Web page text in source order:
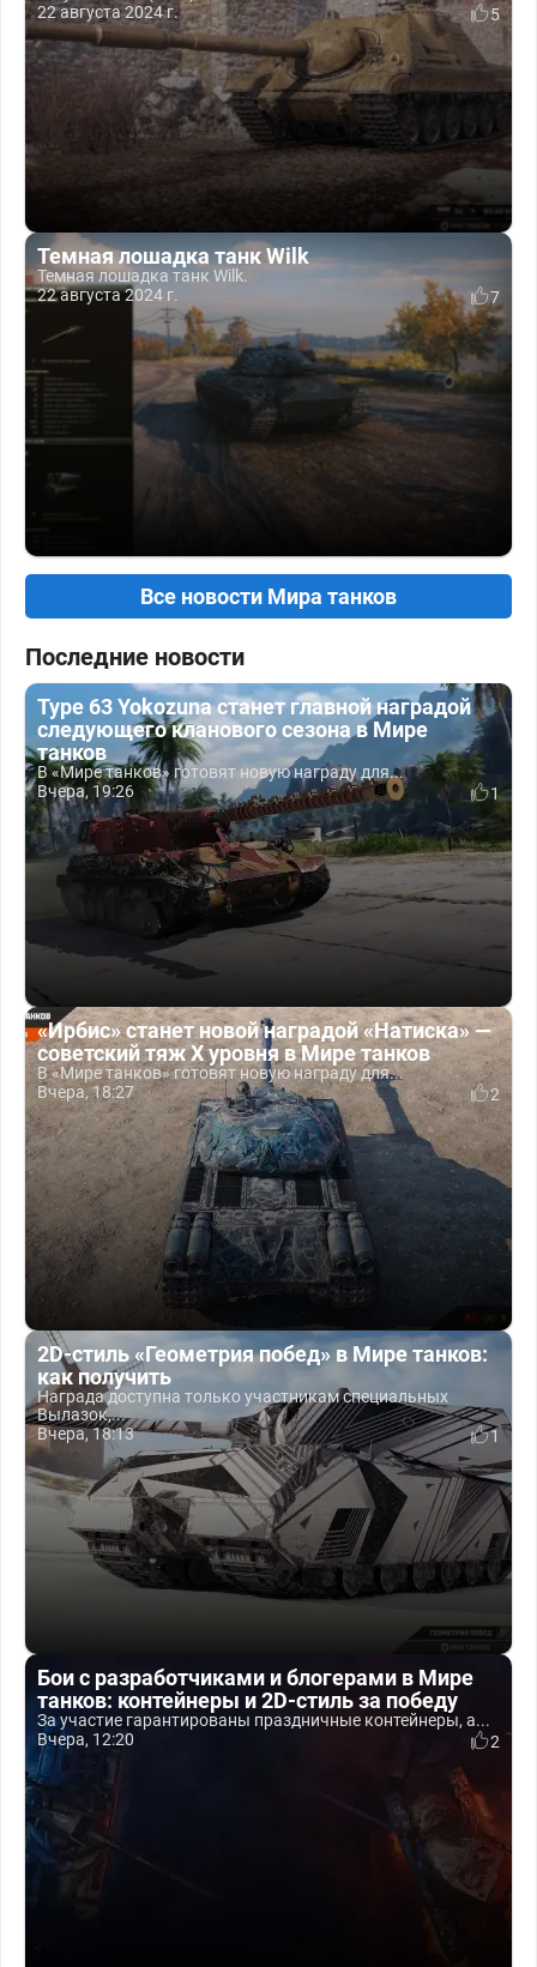
22 августа 2024 г.
5
Темная лошадка танк Wilk
Темная лошадка танк Wilk.
22 августа 2024 г.
7
Все новости Мира танков
Последние новости
Type 63 Yokozuna станет главной наградой
следующего кланового сезона в Мире
танков
В «Мире танков» готовят новую награду для...
Вчера, 19:26
1
«Ирбис» станет новой наградой «Натиска» —
советский тяж X уровня в Мире танков
В «Мире танков» готовят новую награду для...
Вчера, 18:27
2
2D-стиль «Геометрия побед» в Мире танков:
как получить
Награда доступна только участникам специальных
Вылазок,...
Вчера, 18:13
1
Бои с разработчиками и блогерами в Мире
танков: контейнеры и 2D-стиль за победу
За участие гарантированы праздничные контейнеры, а...
Вчера, 12:20
2